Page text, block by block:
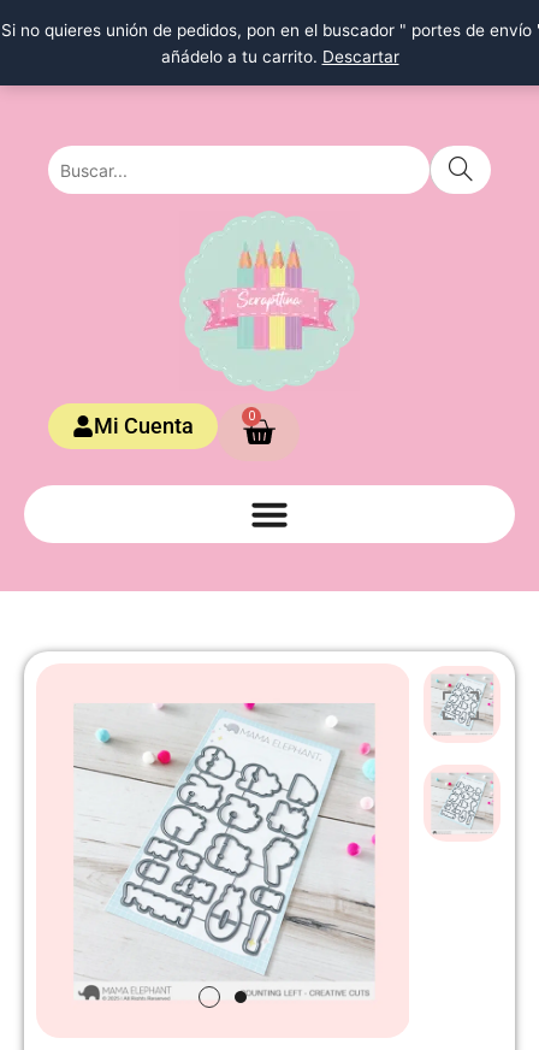
Si no quieres unión de pedidos, pon en el buscador " portes de envío
añádelo a tu carrito. Descartar
al
Mi Cuenta 0
Carrito